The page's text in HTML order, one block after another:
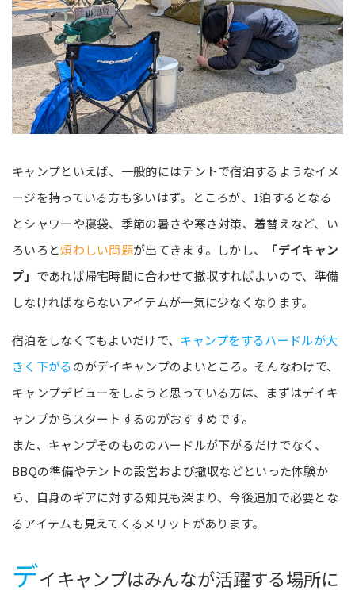
キャンプといえば、一般的にはテントで宿泊するようなイメ
ージを持っている方も多いはず。ところが、1泊するとなる
とシャワーや寝袋、季節の暑さや寒さ対策、着替えなど、い
ろいろと煩わしい問題が出てきます。しかし、
「デイキャン
プ」 であれば帰宅時間に合わせて撤収すればよいので、準備
しなければならないアイテムが一気に少なくなります。
宿泊をしなくてもよいだけで、 キャンプをするハードルが大
きく下がるのがデイキャンプのよいところ。そんなわけで、
キャンプデビューをしようと思っている方は、まずはデイキ
ャンプからスタートするのがおすすめです。
また、キャンプそのもののハードルが下がるだけでなく、
BBQの準備やテントの設営および撤収などといった体験か
ら、自身のギアに対する知見も深まり、今後追加で必要とな
るアイテムも見えてくるメリットがあります。
デイキャンプはみんなが活躍する場所に